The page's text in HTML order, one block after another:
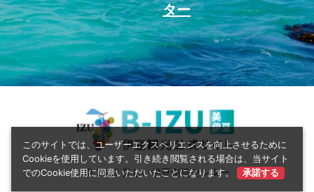
このサイトでは、ユーザーエクスペリエンスを向上させるために
Cookieを使用しています。引き続き閲覧される場合は、当サイト
でのCookie使用に同意いただいたことになります。
承諾する
ター
© 2022 美しい伊豆創造センター